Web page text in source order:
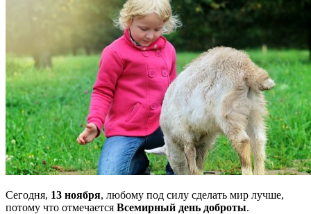
Сегодня, 13 ноября, любому под силу сделать мир лучше,
потому что отмечается Всемирный день доброты.